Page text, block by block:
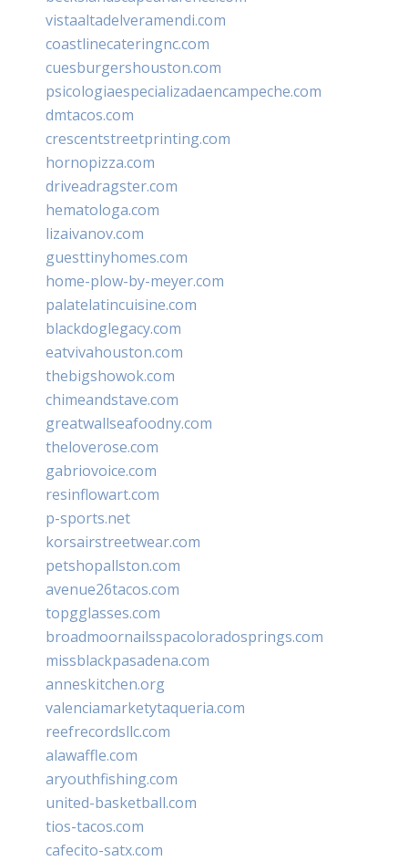
vistaaltadelveramendi.com
coastlinecateringnc.com
cuesburgershouston.com
psicologiaespecializadaencampeche.com
dmtacos.com
crescentstreetprinting.com
hornopizza.com
driveadragster.com
hematologa.com
lizaivanov.com
guesttinyhomes.com
home-plow-by-meyer.com
palatelatincuisine.com
blackdoglegacy.com
eatvivahouston.com
thebigshowok.com
chimeandstave.com
greatwallseafoodny.com
theloverose.com
gabriovoice.com
resinflowart.com
p-sports.net
korsairstreetwear.com
petshopallston.com
avenue26tacos.com
topgglasses.com
broadmoornailsspacoloradosprings.com
missblackpasadena.com
anneskitchen.org
valenciamarketytaqueria.com
reefrecordsllc.com
alawaffle.com
aryouthfishing.com
united-basketball.com
tios-tacos.com
cafecito-satx.com